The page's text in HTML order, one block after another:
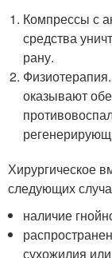
Компрессы с
средства
рану.
оказывают
Хирургическое
следующих
наличие
сухожилия